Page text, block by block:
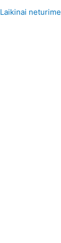
Laikinai neturime